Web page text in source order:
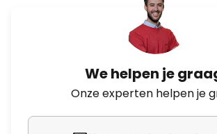
We helpen je
Onze experten helpen je